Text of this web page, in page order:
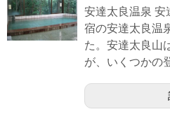
安達太良温泉 安
宿の安達太良温
た。安達太良山
が、いくつかの